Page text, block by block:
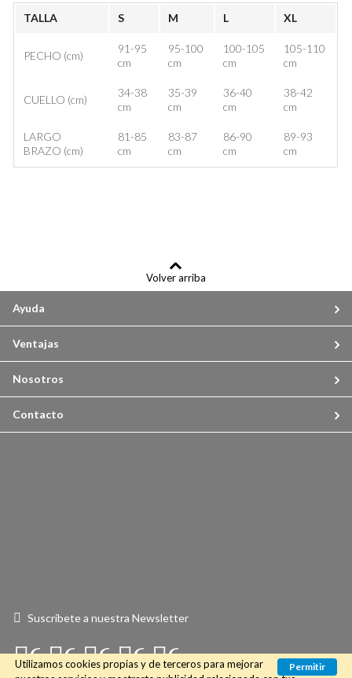
TALLA S M L XL
PECHO (cm)
91-95
cm
95-100
cm
100-105
cm
105-110
cm
CUELLO (cm)
34-38
cm
35-39
cm
36-40
cm
38-42
cm
LARGO
BRAZO (cm)
81-85
cm
83-87
cm
86-90
cm
89-93
cm
Volver arriba
Ayuda
Ventajas
Nosotros
Contacto
Suscríbete a nuestra Newsletter
Connect
Connect
Connect
Connect
Connect
Utilizamos cookies propias y de terceros para mejorar
Permitir